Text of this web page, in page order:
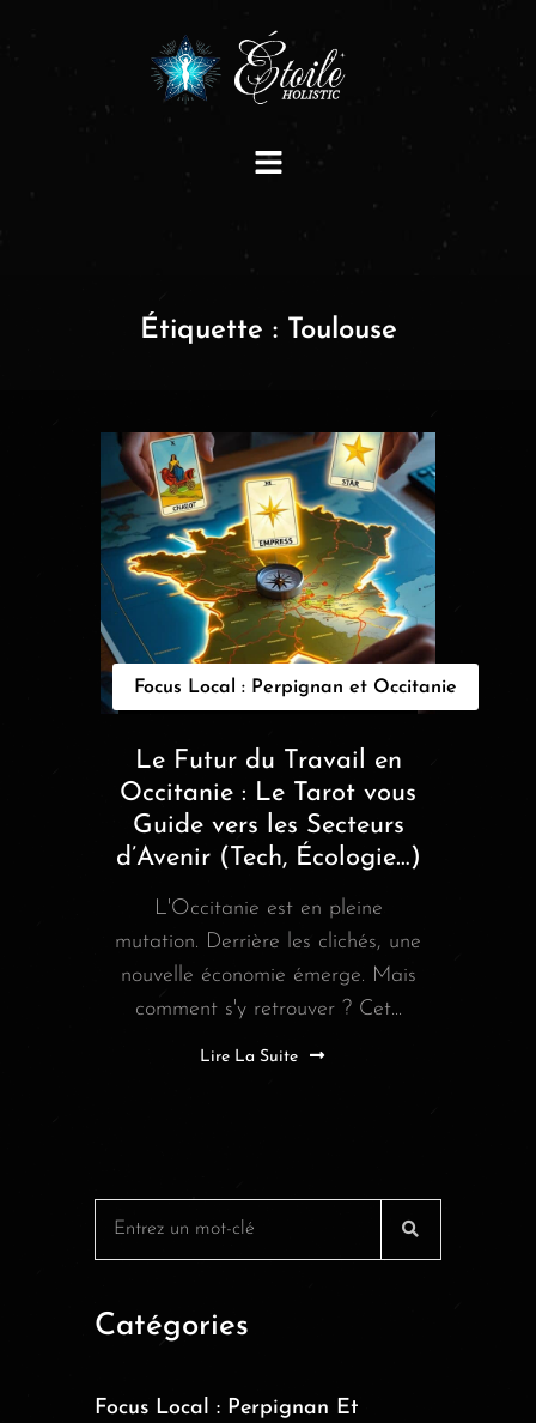
Étiquette : Toulouse
Focus Local : Perpignan et Occitanie
Le Futur du Travail en
Occitanie : Le Tarot vous
Guide vers les Secteurs
d’Avenir (Tech, Écologie…)
L'Occitanie est en pleine
mutation. Derrière les clichés, une
nouvelle économie émerge. Mais
comment s'y retrouver ? Cet...
Lire La Suite
Catégories
Focus Local : Perpignan Et